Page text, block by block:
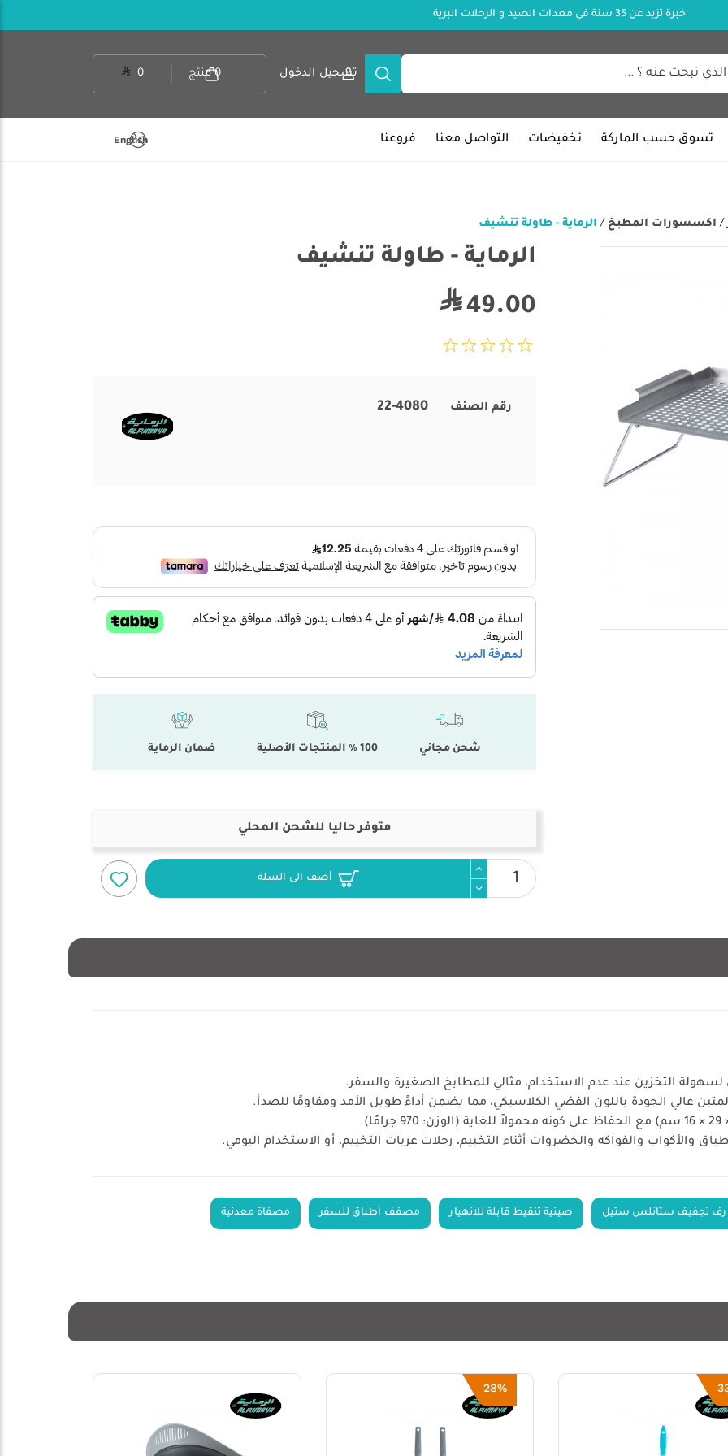
خبرة تزيد عن 35 سنة في معدات الصيد و الرحلات البرية
تسجيل الدخول 0 منتج 0
تسوق حسب الماركة تخفيضات التواصل معنا فروعنا English
/ اكسسورات المطبخ / الرماية - طاولة تنشيف
الرماية - طاولة تنشيف
49.00
رقم الصنف 22-4080
شحن مجاني 100 % المنتجات الأصلية ضمان الرماية
متوفر حاليا للشحن المحلي
أضف الى السلة
لسهولة التخزين عند عدم الاستخدام، مثالي للمطابخ الصغيرة والسفر.
عالي الجودة باللون الفضي الكلاسيكي، مما يضمن أداءً طويل الأمد ومقاومًا للصدأ.
والأكواب والفواكه والخضروات أثناء التخييم، رحلات عربات التخييم، أو الاستخدام اليومي.
رف تجفيف ستانلس ستيل صينية تنقيط قابلة للانهيار مصفف أطباق للسفر مصفاة معدنية
28%